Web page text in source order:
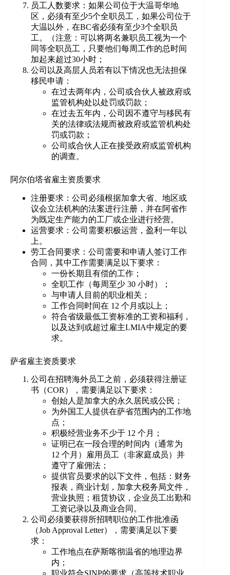
员工人数要求：如果公司位于大温哥华地
区，必须有至少5个全职员工，如果公司位于
大温以外，在BC省必须有至少3个全职员
工。（注意：可以将两名兼职员工视为一个
同等全职员工，只要他们每周工作的总时间
加起来超过30小时；
公司以及高层人员若有以下情况也无法担保
移民申请：
在过去两年内，公司或合伙人被政府或
监管机构处以处罚或罚款；
在过去五年内，公司因不遵守与移民有
关的法律或法规而被政府或监管机构处
罚或罚款；
公司或合伙人正在接受政府或监管机构
的调查。
阿尔伯塔省雇主资质要求
注册要求：公司必须根据加拿大省、地区或
议会立法机构的法案进行注册，并在阿省作
为既定生产能力的工厂或企业进行经营。
运营要求：公司需要积极运营，盈利一年以
上。
劳工合同要求：公司需要和申请人签订工作
合同，其中工作需要满足以下要求：
一份长期且有偿的工作；
全职工作（每周至少 30 小时）；
与申请人目前的职业相关；
工作合同时间在 12 个月或以上；
符合省级最低工资标准的工资和福利，
以及达到或超过雇主LMIA中规定的要
求。
萨省雇主资质要求
公司在招聘海外员工之前，必须获得注册证
书（COR），需要满足以下要求：
创始人是加拿大的永久居民或公民；
为外国工人提供在萨省范围内的工作地
点；
积极经营业务不少于 12 个月；
证明已在一段合理的时间内（通常为
12 个月）雇用员工（非家庭成员）并
遵守了雇佣法；
提供官员要求的以下文件，包括：财务
报表，商业计划，加拿大税务局文件，
营业执照；租赁协议，企业员工出勤和
工资记录以及商业合同。
公司必须要获得所招聘职位的工作批准函
（Job Approval Letter），需要满足以下要
求：
工作地点在萨斯喀彻温省的地理边界
内；